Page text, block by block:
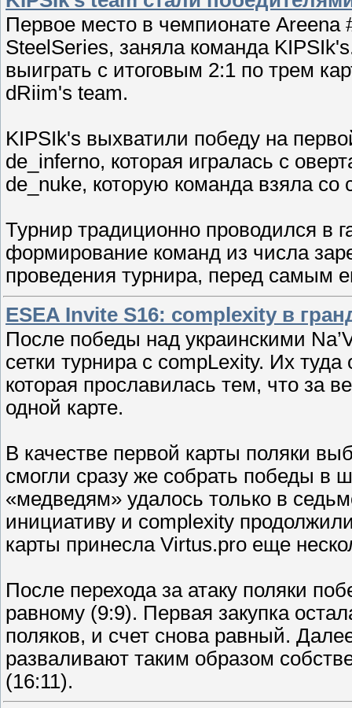
Первое место в чемпионате
SteelSeries, заняла команда
выиграть с итоговым 2:1 по трем
dRiim's team.
KIPSIk's выхватили победу на
de_inferno, которая игралась с
de_nuke, которую команда взяла со
Турнир традиционно проводился в
формирование команд из числа
проведения турнира, перед самым
ESEA Invite S16: complexity в
После победы над украинскими
сетки турнира с compLexity. Их
которая прославилась тем, что за
одной карте.
В качестве первой карты поляки
смогли сразу же собрать победы в
«медведям» удалось только в
инициативу и complexity
карты принесла Virtus.pro еще
После перехода за атаку поляки
равному (9:9). Первая закупка
поляков, и счет снова равный.
разваливают таким образом
(16:11).